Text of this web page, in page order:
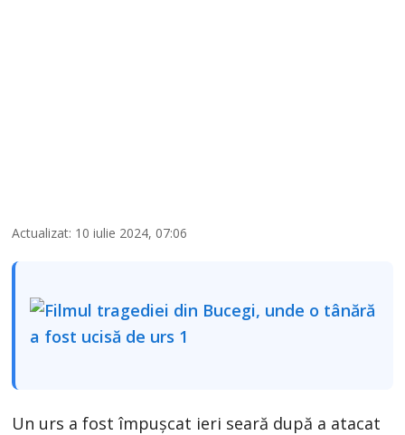
Actualizat: 10 iulie 2024, 07:06
Un urs a fost împușcat ieri seară după a atacat